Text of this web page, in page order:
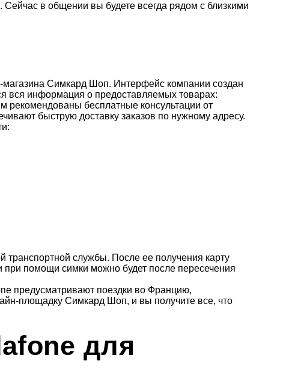
в общении вы будете всегда рядом с близкими
магазина Симкард Шоп. Интерфейс компании создан
вся информация о предоставляемых товарах:
рекомендованы бесплатные консультации от
быструю доставку заказов по нужному адресу.
службы. После ее получения карту
при помощи симки можно будет после пересечения
предусматривают поездки во Францию,
площадку Симкард Шоп, и вы получите все, что
для